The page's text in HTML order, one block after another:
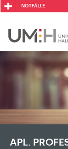
NOTFÄLLE
APL.